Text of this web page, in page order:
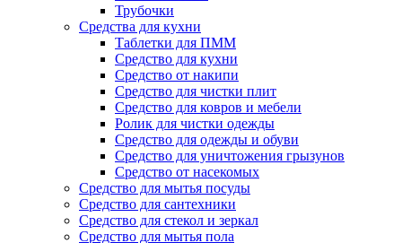
Трубочки
Средства для кухни
Таблетки для ПММ
Средство для кухни
Средство от накипи
Средство для чистки плит
Средство для ковров и мебели
Ролик для чистки одежды
Средство для одежды и обуви
Средство для уничтожения грызунов
Средство от насекомых
Средство для мытья посуды
Средство для сантехники
Средство для стекол и зеркал
Средство для мытья пола